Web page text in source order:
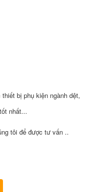
bị phụ kiện ngành dệt,
nhất...
tôi để được tư vấn ..